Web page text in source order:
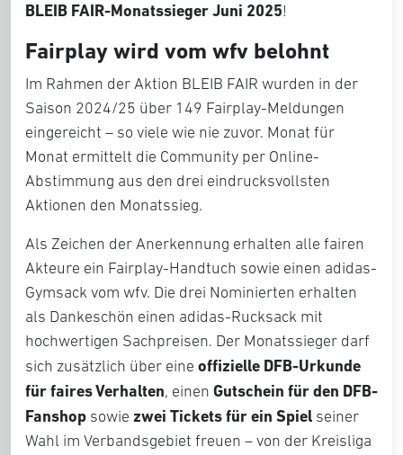
BLEIB FAIR-Monatssieger Juni 2025!
Fairplay wird vom wfv belohnt
Im Rahmen der Aktion BLEIB FAIR wurden in der
Saison 2024/25 über 149 Fairplay-Meldungen
eingereicht – so viele wie nie zuvor. Monat für
Monat ermittelt die Community per Online-
Abstimmung aus den drei eindrucksvollsten
Aktionen den Monatssieg.
Als Zeichen der Anerkennung erhalten alle fairen
Akteure ein Fairplay-Handtuch sowie einen adidas-
Gymsack vom wfv. Die drei Nominierten erhalten
als Dankeschön einen adidas-Rucksack mit
hochwertigen Sachpreisen. Der Monatssieger darf
sich zusätzlich über eine offizielle DFB-Urkunde
für faires Verhalten, einen Gutschein für den DFB-
Fanshop sowie zwei Ticketsfür ein Spiel seiner
Wahl im Verbandsgebiet freuen – von der Kreisliga